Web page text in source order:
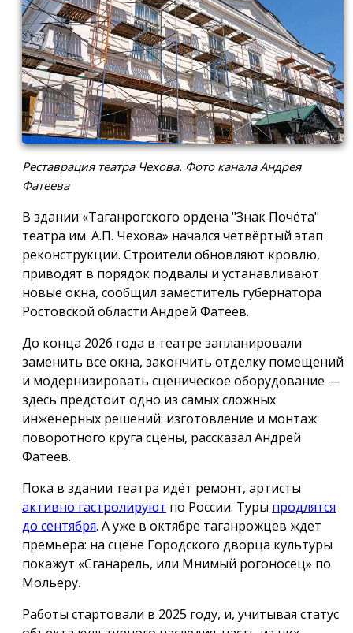
Реставрация театра Чехова. Фото канала Андрея
Фатеева
В здании «Таганрогского ордена "Знак Почёта"
театра им. А.П. Чехова» начался четвёртый этап
реконструкции. Строители обновляют кровлю,
приводят в порядок подвалы и устанавливают
новые окна, сообщил заместитель губернатора
Ростовской области Андрей Фатеев.
До конца 2026 года в театре запланировали
заменить все окна, закончить отделку помещений
и модернизировать сценическое оборудование —
здесь предстоит одно из самых сложных
инженерных решений: изготовление и монтаж
поворотного круга сцены, рассказал Андрей
Фатеев.
Пока в здании театра идёт ремонт, артисты
активно гастролируют по России. Туры продлятся
до сентября. А уже в октябре таганрожцев ждет
премьера: на сцене Городского дворца культуры
покажут «Сганарель, или Мнимый рогоносец» по
Мольеру.
Работы стартовали в 2025 году, и, учитывая статус